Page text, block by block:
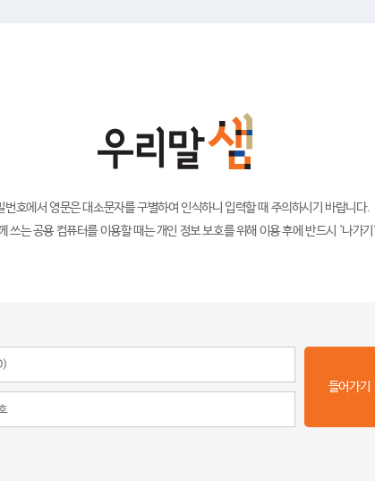
호에서 영문은 대소문자를 구별하여 인식하니 입력할 때 주의하시기 바랍니다.
쓰는 공용 컴퓨터를 이용할 때는 개인 정보 보호를 위해 이용 후에 반드시 '나가
들어가기